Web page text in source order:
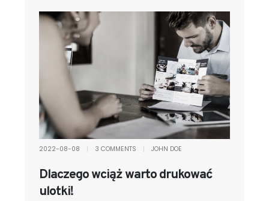
2022-08-08 3 COMMENTS JOHN DOE
Dlaczego wciąż warto drukować
ulotki!